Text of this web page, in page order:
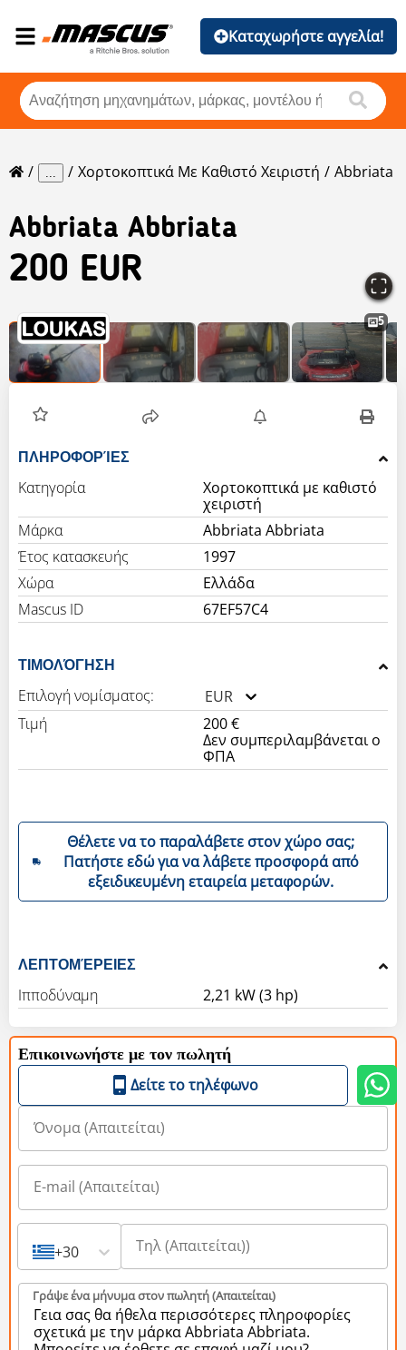
Καταχωρήστε αγγελία!
... Χορτοκοπτικά Με Καθιστό Χειριστή Abbriata
Abbriata Abbriata
200 EUR
5
ΠΛΗΡΟΦΟΡΊΕΣ
Κατηγορία
Χορτοκοπτικά με καθιστό
χειριστή
Μάρκα
Abbriata Abbriata
Έτος κατασκευής
1997
Χώρα
Ελλάδα
Mascus ID
67EF57C4
ΤΙΜΟΛΌΓΗΣΗ
Επιλογή νομίσματος:
EUR
Τιμή
200 €
Δεν συμπεριλαμβάνεται ο
ΦΠΑ
Θέλετε να το παραλάβετε στον χώρο σας;
Πατήστε εδώ για να λάβετε προσφορά από
εξειδικευμένη εταιρεία μεταφορών.
ΛΕΠΤΟΜΈΡΕΙΕΣ
Ιπποδύναμη 2,21 kW (3 hp)
Επικοινωνήστε με τον πωλητή
Δείτε το τηλέφωνο
+30
Γράψε ένα μήνυμα στον πωλητή (Aπαιτείται)